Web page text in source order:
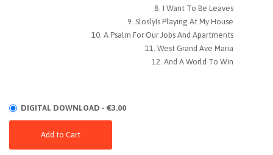
I Want To Be Leaves
SloslyIs Playing At My House
A Psalm For Our Jobs And Apartments
West Grand Ave Maria
And A World To Win
DIGITAL DOWNLOAD - €3.00
Add to Cart